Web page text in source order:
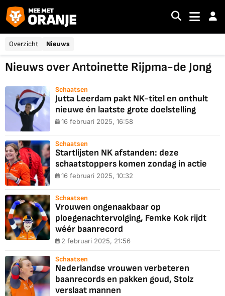
Overzicht Nieuws
Nieuws over Antoinette Rijpma-de Jong
Schaatsen
Jutta Leerdam pakt NK-titel en onthult
nieuwe én laatste grote doelstelling
16 februari 2025, 16:58
Schaatsen
Startlijsten NK afstanden: deze
schaatstoppers komen zondag in actie
16 februari 2025, 10:32
Schaatsen
Vrouwen ongenaakbaar op
ploegenachtervolging, Femke Kok rijdt
wéér baanrecord
2 februari 2025, 21:56
Schaatsen
Nederlandse vrouwen verbeteren
baanrecords en pakken goud, Stolz
verslaat mannen